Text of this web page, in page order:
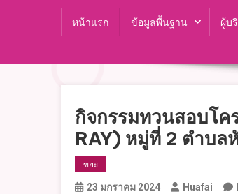
หน้าแรก ข้อมูลพื้นฐาน ผู้บ
กิจกรรมทวนสอบโค
RAY) หมู่ที่ 2 ตำบล
ขยะ
23 มกราคม 2024 Huafai